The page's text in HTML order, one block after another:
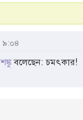
৯:০৪
বলেছেন: চমৎকার!